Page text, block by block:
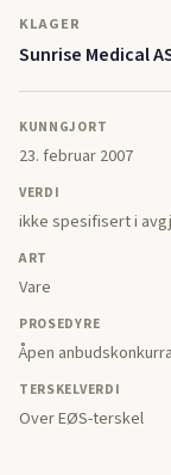
KLAGER
Sunrise Medical
KUNNGJORT
23. februar 2007
VERDI
ikke spesifisert i
ART
Vare
PROSEDYRE
Åpen
TERSKELVERDI
Over EØS-terskel